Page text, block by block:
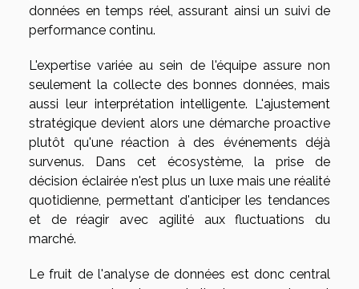
données en temps réel, assurant ainsi un suivi de
performance continu.
L'expertise variée au sein de l'équipe assure non
seulement la collecte des bonnes données, mais
aussi leur interprétation intelligente. L'ajustement
stratégique devient alors une démarche proactive
plutôt qu'une réaction à des événements déjà
survenus. Dans cet écosystème, la prise de
décision éclairée n'est plus un luxe mais une réalité
quotidienne, permettant d'anticiper les tendances
et de réagir avec agilité aux fluctuations du
marché.
Le fruit de l'analyse de données est donc central